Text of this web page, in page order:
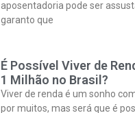
aposentadoria pode ser
garanto que
É Possível Viver de
1 Milhão no Brasil?
Viver de renda é um sonho
por muitos, mas será que é